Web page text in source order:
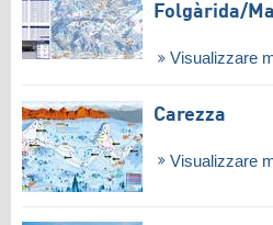
Folgàrida/​
Visualizzare
Carezza
Visualizzare